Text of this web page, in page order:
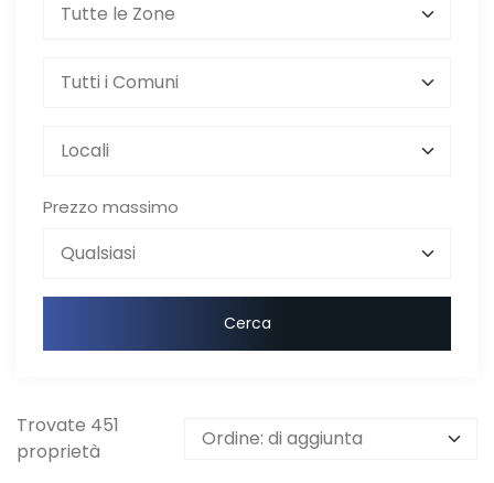
Prezzo massimo
Cerca
Trovate 451
proprietà